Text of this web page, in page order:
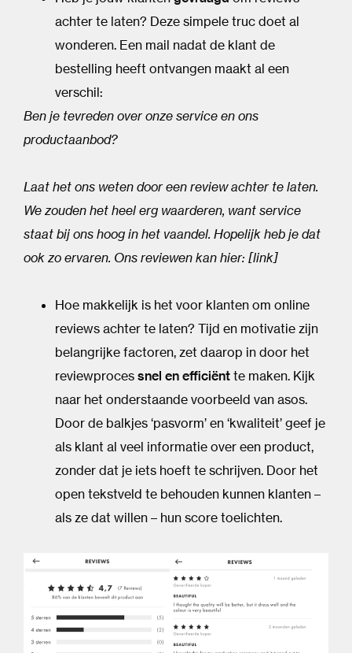
achter te laten? Deze simpele truc doet al
wonderen. Een mail nadat de klant de
bestelling heeft ontvangen maakt al een
verschil:
Ben je tevreden over onze service en ons
productaanbod?
Laat het ons weten door een review achter te laten.
We zouden het heel erg waarderen, want service
staat bij ons hoog in het vaandel. Hopelijk heb je dat
ook zo ervaren. Ons reviewen kan hier: [link]
Hoe makkelijk is het voor klanten om online
reviews achter te laten? Tijd en motivatie zijn
belangrijke factoren, zet daarop in door het
reviewproces snel en efficiënt te maken. Kijk
naar het onderstaande voorbeeld van asos.
Door de balkjes ‘pasvorm’ en ‘kwaliteit’ geef je
als klant al veel informatie over een product,
zonder dat je iets hoeft te schrijven. Door het
open tekstveld te behouden kunnen klanten –
als ze dat willen – hun score toelichten.